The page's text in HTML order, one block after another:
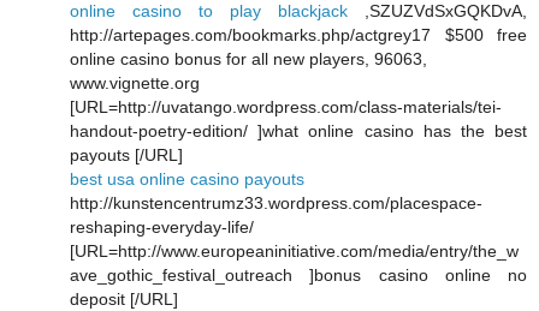
online casino to play blackjack ,SZUZVdSxGQKDvA,
http://artepages.com/bookmarks.php/actgrey17 $500 free
online casino bonus for all new players, 96063,
www.vignette.org
[URL=http://uvatango.wordpress.com/class-materials/tei-
handout-poetry-edition/ ]what online casino has the best
payouts [/URL]
best usa online casino payouts
http://kunstencentrumz33.wordpress.com/placespace-
reshaping-everyday-life/
[URL=http://www.europeaninitiative.com/media/entry/the_w
ave_gothic_festival_outreach ]bonus casino online no
deposit [/URL]